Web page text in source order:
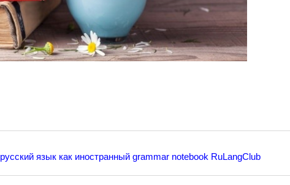
русский язык как иностранный grammar notebook RuLangClub